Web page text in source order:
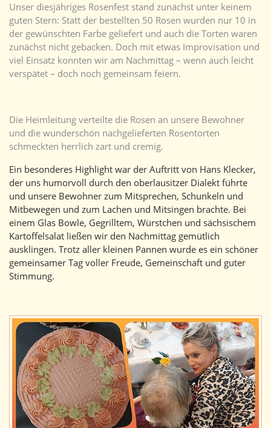
Unser diesjähriges Rosenfest stand zunächst unter keinem
guten Stern: Statt der bestellten 50 Rosen wurden nur 10 in
der gewünschten Farbe geliefert und auch die Torten waren
zunächst nicht gebacken. Doch mit etwas Improvisation und
viel Einsatz konnten wir am Nachmittag – wenn auch leicht
verspätet – doch noch gemeinsam feiern.
Die Heimleitung verteilte die Rosen an unsere Bewohner
und die wunderschön nachgelieferten Rosentorten
schmeckten herrlich zart und cremig.
Ein besonderes Highlight war der Auftritt von Hans Klecker,
der uns humorvoll durch den oberlausitzer Dialekt führte
und unsere Bewohner zum Mitsprechen, Schunkeln und
Mitbewegen und zum Lachen und Mitsingen brachte. Bei
einem Glas Bowle, Gegrilltem, Würstchen und sächsischem
Kartoffelsalat ließen wir den Nachmittag gemütlich
ausklingen. Trotz aller kleinen Pannen wurde es ein schöner
gemeinsamer Tag voller Freude, Gemeinschaft und guter
Stimmung.